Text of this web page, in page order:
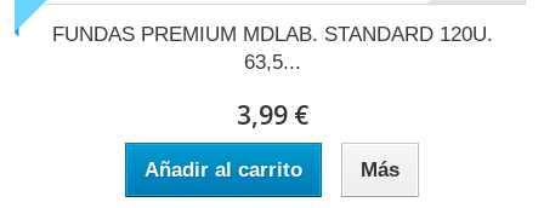
FUNDAS PREMIUM MDLAB. STANDARD 120U.
63,5...
3,99 €
Añadir al carrito Más